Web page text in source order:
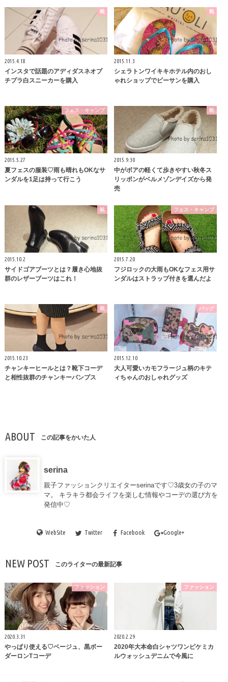
靴
2015.4.18
インスタで話題のアディダスネオプ
チプラ白スニーカーを購入
靴
2015.11.3
シェラトンワイキキホテル内のおし
ゃれショップでビーサンを購入
フェス・キャンプ
2015.5.27
夏フェスの服装♡雨も晴れもOKなサ
ンダルを1足は持って行こう
靴
2015.9.30
中がボアの軽くて歩きやすい秋冬ス
リッポンがベルメゾンデイズから発
売
靴
2015.10.2
サイドゴアブーツとは？履き心地抜
群のレザーブーツはこれ！
フェス・キャンプ
2015.7.20
フジロックの大雨もOKなフェス用サ
ンダルはストラップ付きを選んだよ
靴
2015.10.23
チャンキーヒールとは？靴下コーデ
と相性抜群のチャンキーパンプス
バッグ
2015.12.10
大人可愛いカモフラージュ柄のキテ
ィちゃんのおしゃれグッズ
ABOUT この記事をかいた人
serina
親子ファッションクリエイターserinaです♡3歳女の子のマ
マ。 キラキラ都会ライフを楽しむ情報やコーデの選び方を
発信中♡
WebSite Twitter Facebook Google+
NEW POST このライターの最新記事
ファッション
2020.3.31
やっぱり使える♡ベージュ、黒ボー
ダーロンTコーデ
ファッション
2020.2.29
2020年大本命白シャツワンピケミカ
ルウォッシュデニムで今風に